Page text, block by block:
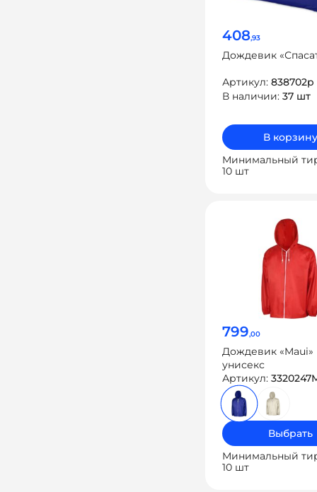
408,93
Дождевик
Артикул: 838702p
В наличии: 37 шт
В корзину
Минимальный
10 шт
799,00
Дождевик «Maui»
унисекс
Артикул:
Выбрать
Минимальный
10 шт